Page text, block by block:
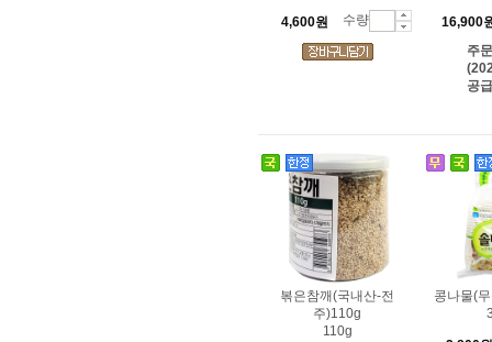
4,600원 수량
16,900
주
공
볶은참깨(국내산-전
주)110g
110g
콩나물(